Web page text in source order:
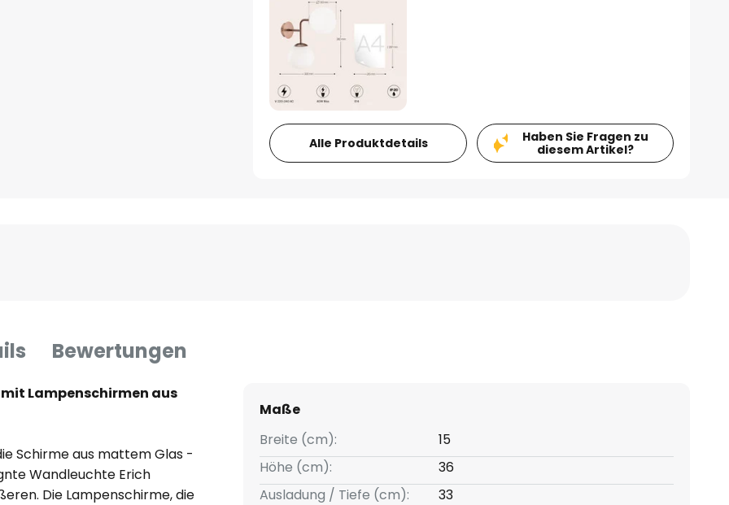
Alle Produktdetails
Haben Sie Fragen zu
diesem Artikel?
Bewertungen
Lampenschirmen aus
Schirme aus mattem Glas -
Wandleuchte Erich
Die Lampenschirme, die
Maße
Breite (cm):
15
Höhe (cm):
36
Ausladung / Tiefe (cm):
33